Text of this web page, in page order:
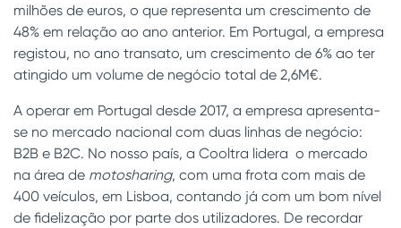
milhões de euros, o que representa um crescimento de
48% em relação ao ano anterior. Em Portugal, a empresa
registou, no ano transato, um crescimento de 6% ao ter
atingido um volume de negócio total de 2,6M€.
A operar em Portugal desde 2017, a empresa apresenta-
se no mercado nacional com duas linhas de negócio:
B2B e B2C. No nosso país, a Cooltra lidera o mercado
na área de motosharing, com uma frota com mais de
400 veículos, em Lisboa, contando já com um bom nível
de fidelização por parte dos utilizadores. De recordar